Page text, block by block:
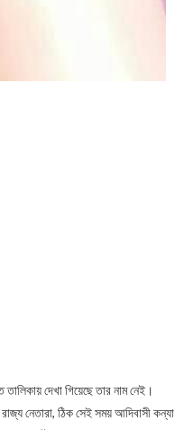
দেখা গিয়েছে তার নাম নেই।
নেতারা, ঠিক সেই সময় আদিবাসী কন্যা